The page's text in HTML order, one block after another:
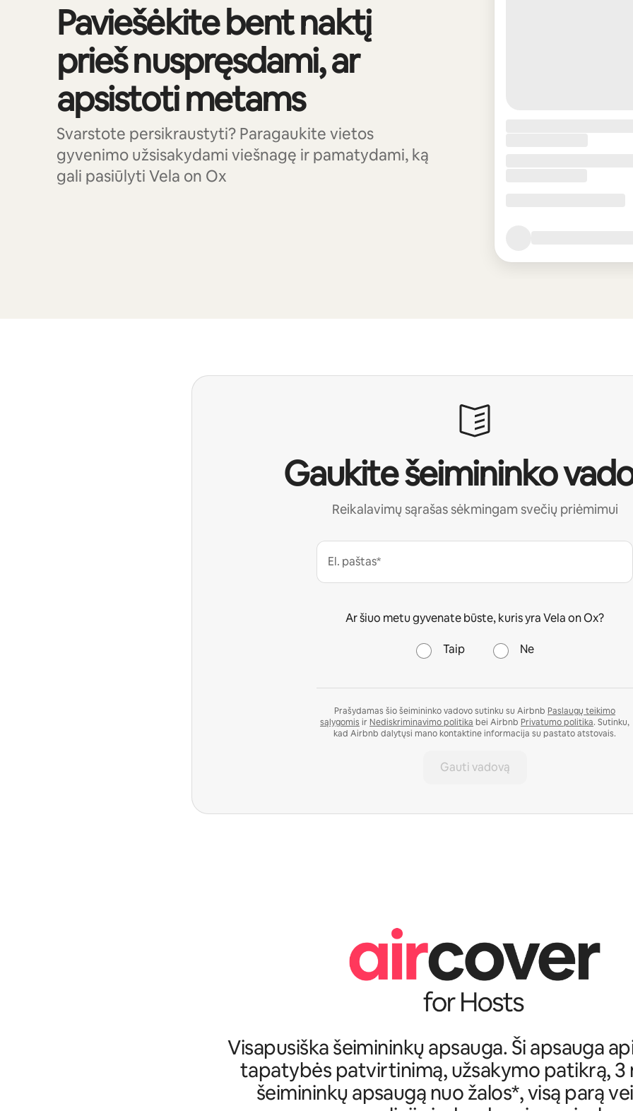
Paviešėkite bent naktį
prieš nuspręsdami, ar
apsistoti metams
Svarstote persikraustyti? Paragaukite vietos
gyvenimo užsisakydami viešnagę ir pamatydami, ką
gali pasiūlyti Vela on Ox
Gaukite šeimininko
Reikalavimų sąrašas sėkmingam svečių priėmimui
El. paštas*
Ar šiuo metu gyvenate būste, kuris yra Vela on Ox?
Taip Ne
Prašydamas šio šeimininko vadovo sutinku su Airbnb Paslaugų teikimo
sąlygomis ir Nediskriminavimo politika bei Airbnb Privatumo politika. Sutinku,
kad Airbnb dalytųsi mano kontaktine informacija su pastato atstovais.
Gauti vadovą
Visapusiška šeimininkų apsauga. Ši apsauga
tapatybės patvirtinimą, užsakymo patikrą, 3
šeimininkų apsaugą nuo žalos*, visą parą